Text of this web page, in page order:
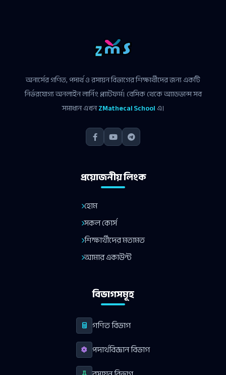
অনার্সের গণিত, পদার্থ ও রসায়ন বিভাগের শিক্ষার্থীদের জন্য একটি
নির্ভরযোগ্য অনলাইন লার্নিং প্ল্যাটফর্ম। বেসিক থেকে অ্যাডভান্স সব
সমাধান এখনZMathecal Schoolএ।
প্রয়োজনীয় লিংক
হোম
সকল কোর্স
শিক্ষার্থীদের মতামত
আমার একাউন্ট
বিভাগসমূহ
গণিত বিভাগ
পদার্থবিজ্ঞান বিভাগ